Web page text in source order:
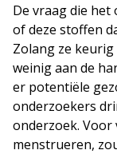
De vraag die
of deze stoffen
Zolang ze
weinig aan de
er potentiële
onderzoekers
onderzoek. Voor
menstrueren,